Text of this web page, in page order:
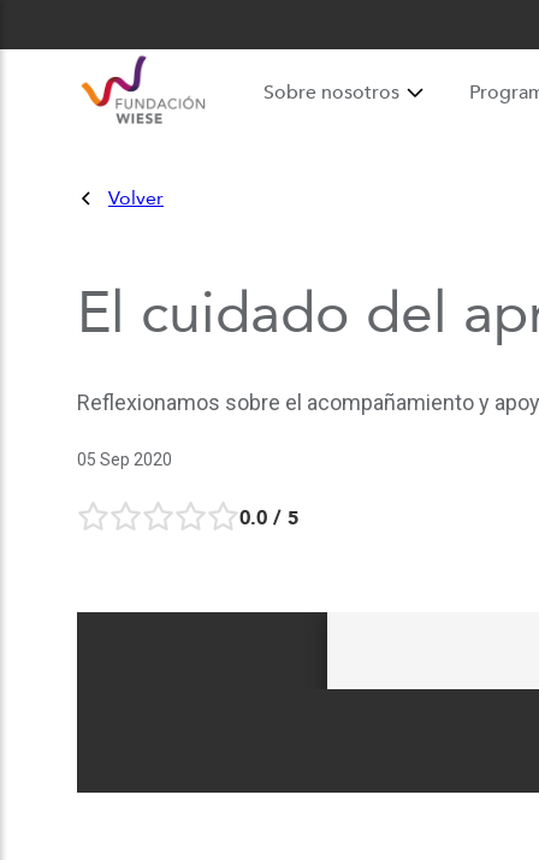
Sobre nosotros
Volver
El cuidado del
Reflexionamos sobre el acompañamiento y
05 Sep 2020
0.0 / 5